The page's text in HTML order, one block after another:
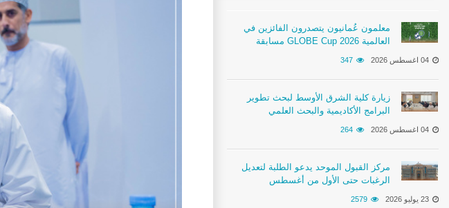
معلمون عُمانيون يتصدرون الفائزين في
مسابقة GLOBE Cup 2026 العالمية
04 اغسطس 2026 347
زيارة كلية الشرق الأوسط لبحث تطوير
البرامج الأكاديمية والبحث العلمي
04 اغسطس 2026 264
مركز القبول الموحد يدعو الطلبة لتعديل
الرغبات حتى الأول من أغسطس
23 يوليو 2026 2579